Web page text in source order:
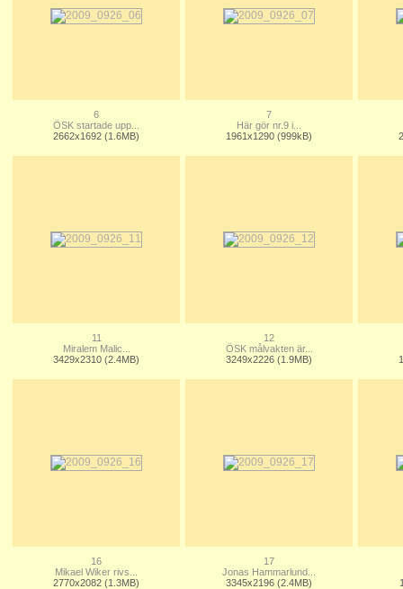
6
ÖSK startade upp...
2662x1692 (1.6MB)
7
Här gör nr.9 i...
1961x1290 (999kB)
11
Miralem Malic...
3429x2310 (2.4MB)
12
ÖSK målvakten är...
3249x2226 (1.9MB)
16
Mikael Wiker rivs...
2770x2082 (1.3MB)
17
Jonas Hammarlund...
3345x2196 (2.4MB)